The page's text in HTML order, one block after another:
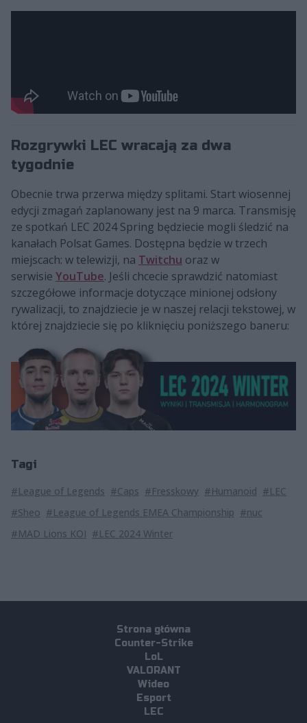
Rozgrywki LEC wracają za dwa
tygodnie
Obecnie trwa przerwa między splitami. Start wiosennej
edycji zmagań zaplanowany jest na 9 marca. Transmisję
ze spotkań LEC 2024 Spring będziecie mogli śledzić na
kanałach Polsat Games. Dostępna będzie w trzech
miejscach: w telewizji, na Twitchu oraz w
serwisie YouTube. Jeśli chcecie sprawdzić natomiast
szczegółowe informacje dotyczące minionej odsłony
rywalizacji, to znajdziecie je w naszej relacji tekstowej, w
której znajdziecie się po kliknięciu poniższego baneru:
Tagi
#League of Legends #Caps #Fresskowy #Humanoid #LEC
#Sheo #League of Legends EMEA Championship #nuc
#MAD Lions KOI #LEC 2024 Winter
Strona główna
Counter-Strike
LoL
VALORANT
Wideo
Esport
LEC